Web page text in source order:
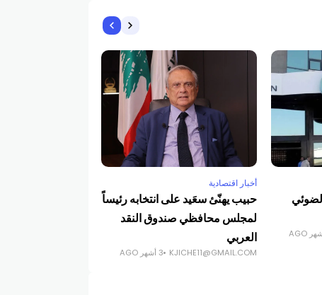
أخبار اقتصادية
حبيب يهنّئ سعَيد على انتخابه رئيساً
لمجلس محافظي صندوق النقد
العربي
KJICHE11@GMAIL.COM 3 أشهر AGO